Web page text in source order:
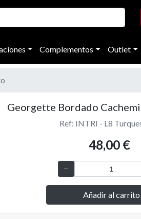
Complementos Outlet
Georgette Bordado
Ref: INTRI - L8
48,00 €
Añadir al carrito